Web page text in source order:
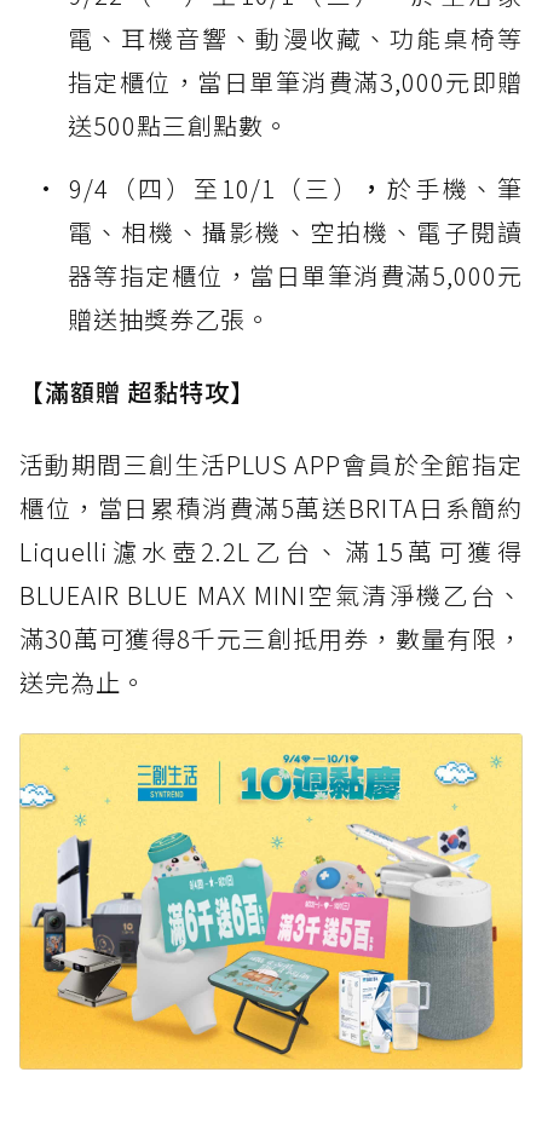
電、耳機音響、動漫收藏、功能桌椅等
指定櫃位，當日單筆消費滿3,000元即贈
送500點三創點數。
9/4（四）至10/1（三）
，於手機、筆
電、相機、攝影機、空拍機、電子閱讀
器等指定櫃位，當日單筆消費滿5,000元
贈送抽獎券乙張。
【滿額贈 超黏特攻】
活動期間三創生活PLUS APP會員於全館指定
櫃位，當日累積消費滿5萬送BRITA日系簡約
Liquelli濾水壺2.2L乙台、滿15萬可獲得
BLUEAIR BLUE MAX MINI空氣清淨機乙台、
滿30萬可獲得8千元三創抵用券，數量有限，
送完為止。